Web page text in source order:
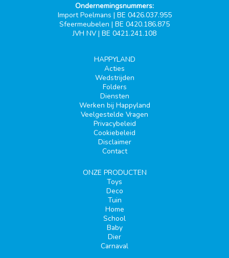
Ondernemingsnummers:
Import Poelmans | BE 0426.037.955
Sfeermeubelen | BE 0420.186.875
JVH NV | BE 0421.241.108
HAPPYLAND
Acties
Wedstrijden
Folders
Diensten
Werken bij Happyland
Veelgestelde Vragen
Privacybeleid
Cookiebeleid
Disclaimer
Contact
ONZE PRODUCTEN
Toys
Deco
Tuin
Home
School
Baby
Dier
Carnaval